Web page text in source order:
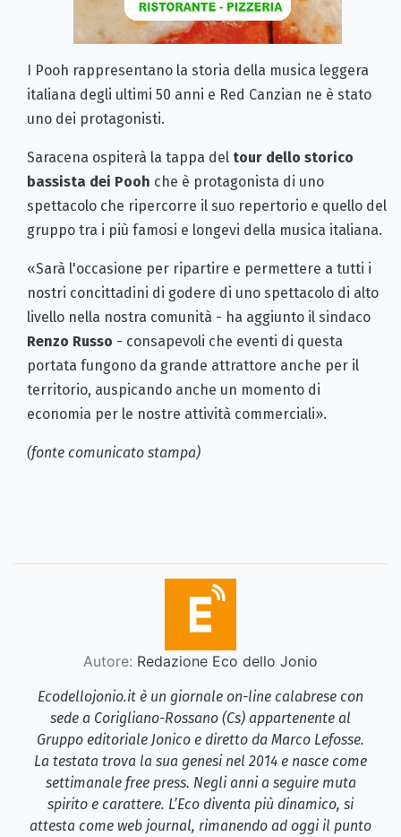
I Pooh rappresentano la storia della musica leggera
italiana degli ultimi 50 anni e Red Canzian ne è stato
uno dei protagonisti.
Saracena ospiterà la tappa del tour dello storico
bassista dei Pooh che è protagonista di uno
spettacolo che ripercorre il suo repertorio e quello del
gruppo tra i più famosi e longevi della musica italiana.
«Sarà l'occasione per ripartire e permettere a tutti i
nostri concittadini di godere di uno spettacolo di alto
livello nella nostra comunità - ha aggiunto il sindaco
Renzo Russo - consapevoli che eventi di questa
portata fungono da grande attrattore anche per il
territorio, auspicando anche un momento di
economia per le nostre attività commerciali».
(fonte comunicato stampa)
Autore: Redazione Eco dello Jonio
Ecodellojonio.it è un giornale on-line calabrese con
sede a Corigliano-Rossano (Cs) appartenente al
Gruppo editoriale Jonico e diretto da Marco Lefosse.
La testata trova la sua genesi nel 2014 e nasce come
settimanale free press. Negli anni a seguire muta
spirito e carattere. L’Eco diventa più dinamico, si
attesta come web journal, rimanendo ad oggi il punto